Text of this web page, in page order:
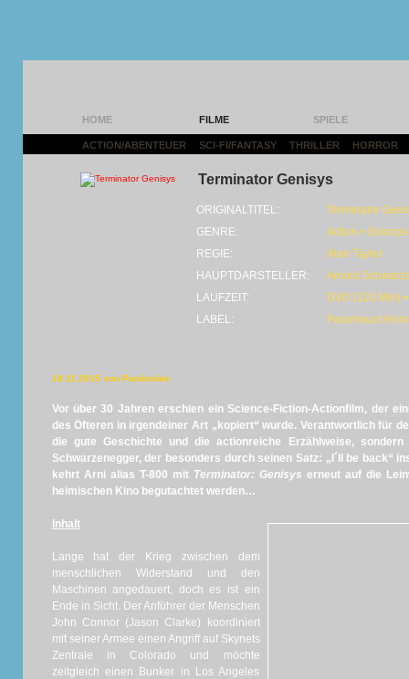
HOME FILME SPIELE
ACTION/ABENTEUER SCI-FI/FANTASY THRILLER HORROR
Terminator Genisys
ORIGINALTITEL:
Terminator
GENRE:
Action •
REGIE:
Alan Taylor
HAUPTDARSTELLER:
Arnold
LAUFZEIT:
DVD (120 Min)
LABEL:
Paramount
18.11.2015 von Panikmike
Vor über 30 Jahren erschien ein Science-Fiction-Actionfilm, der
des Öfteren in irgendeiner Art „kopiert“ wurde. Verantwortlich für
die gute Geschichte und die actionreiche Erzählweise,
Schwarzenegger, der besonders durch seinen Satz: „I´ll be back“
kehrt Arni alias T-800 mit Terminator: Genisys erneut auf die
heimischen Kino begutachtet werden…
Inhalt
Lange hat der Krieg zwischen dem
menschlichen Widerstand und den
Maschinen angedauert, doch es ist ein
Ende in Sicht. Der Anführer der Menschen
John Connor (Jason Clarke) koordiniert
mit seiner Armee einen Angriff auf Skynets
Zentrale in Colorado und möchte
zeitgleich einen Bunker in Los Angeles